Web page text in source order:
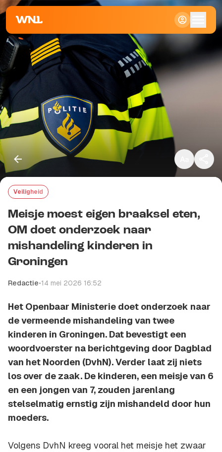
Klein
Standaard
Groot
Veiligheid
Meisje moest eigen braaksel eten,
OM doet onderzoek naar
mishandeling kinderen in
Groningen
Redactie•14 mei 2026 16:52
Het Openbaar Ministerie doet onderzoek naar
de vermeende mishandeling van twee
kinderen in Groningen. Dat bevestigt een
woordvoerster na berichtgeving door Dagblad
van het Noorden (DvhN). Verder laat zij niets
los over de zaak. De kinderen, een meisje van 6
en een jongen van 7, zouden jarenlang
stelselmatig ernstig zijn mishandeld door hun
moeders.
Volgens DvhN kreeg vooral het meisje het zwaar